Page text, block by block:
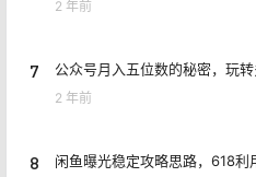
2 年前
7 公众号月入五位数的秘密，玩
2 年前
8 闲鱼曝光稳定攻略思路，618利